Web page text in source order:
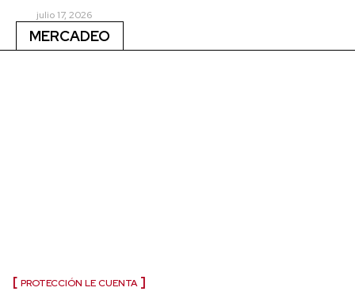
julio 17, 2026
MERCADEO
PROTECCIÓN LE CUENTA